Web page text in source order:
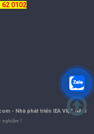
62 0102
- Nhà phát triển IEA VIỆT NAM
nghiệm !